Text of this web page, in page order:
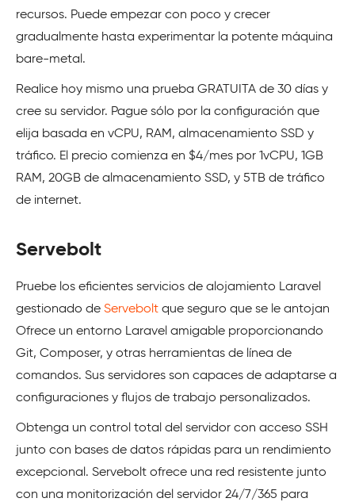
recursos. Puede empezar con poco y crecer
gradualmente hasta experimentar la potente máquina
bare-metal.
Realice hoy mismo una prueba GRATUITA de 30 días y
cree su servidor. Pague sólo por la configuración que
elija basada en vCPU, RAM, almacenamiento SSD y
tráfico. El precio comienza en $4/mes por 1vCPU, 1GB
RAM, 20GB de almacenamiento SSD, y 5TB de tráfico
de internet.
Servebolt
Pruebe los eficientes servicios de alojamiento Laravel
gestionado de Servebolt que seguro que se le antojan
Ofrece un entorno Laravel amigable proporcionando
Git, Composer, y otras herramientas de línea de
comandos. Sus servidores son capaces de adaptarse a
configuraciones y flujos de trabajo personalizados.
Obtenga un control total del servidor con acceso SSH
junto con bases de datos rápidas para un rendimiento
excepcional. Servebolt ofrece una red resistente junto
con una monitorización del servidor 24/7/365 para